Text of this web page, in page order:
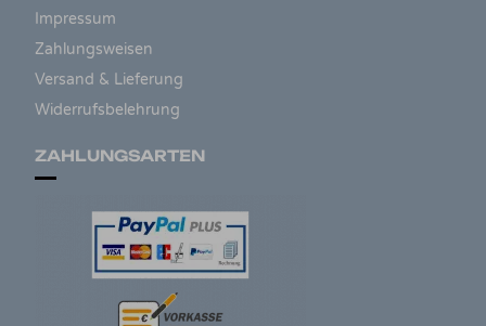
Impressum
Zahlungsweisen
Versand & Lieferung
Widerrufsbelehrung
ZAHLUNGSARTEN